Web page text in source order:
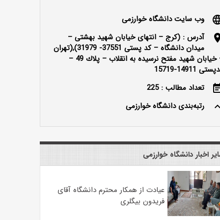
وب سایت دانشگاه خوارزمی
آدرس : (كرج – انتهای خیابان شهید بهشتی –
میدان دانشگاه – كد پستی 37551- 31979),(تهران
– خیابان شهید مفتح نرسیده به انقلاب – پلاك 49 –
14911-15719
تعداد مطالب : 225
keyboard_arrow_up
رتبه‌بندی دانشگاه خوارزمی
اخبار دانشگاه خوارزمی
عیادت از همکار محترم دانشگاه آقای
فریدون بیگلری